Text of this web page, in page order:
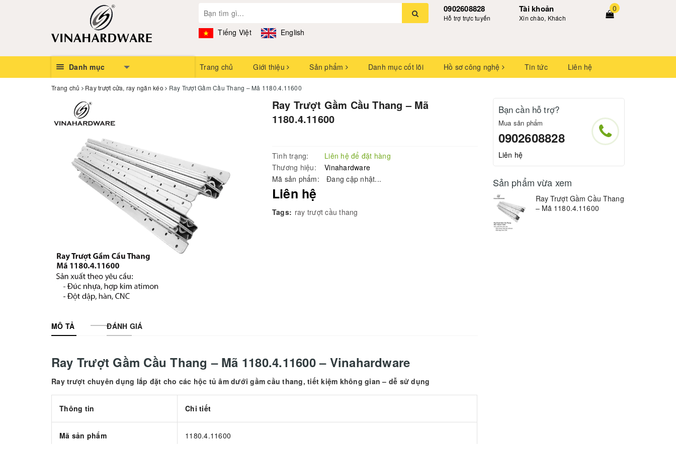
Tiếng Việt English
0902608828
Hỗ trợ trực tuyến
Tài khoản
Xin chào, Khách
0
Danh mục Trang chủ Giới thiệu Sản phẩm Danh mục cốt lõi Hồ sơ công nghệ Tin tức Liên hệ
Trang chủ Ray trượt cửa, ray ngăn kéo Ray Trượt Gầm Cầu Thang – Mã 1180.4.11600
Ray Trượt Gầm Cầu Thang – Mã
1180.4.11600
Tình trạng:
Liên hệ để đặt hàng
Thương hiệu:
Vinahardware
Mã sản phẩm:
Đang cập nhật...
Liên hệ
Tags: ray trượt cầu thang
MÔ TẢ ĐÁNH GIÁ
Ray Trượt Gầm Cầu Thang – Mã 1180.4.11600 – Vinahardware
Ray trượt chuyên dụng lắp đặt cho các hộc tủ âm dưới gầm cầu thang, tiết kiệm không gian – dễ sử dụng
Thông tin Chi tiết
Mã sản phẩm 1180.4.11600
Bạn cần hỗ trợ?
Mua sản phẩm
0902608828
Liên hệ
Sản phẩm vừa xem
Ray Trượt Gầm Cầu Thang
– Mã 1180.4.11600